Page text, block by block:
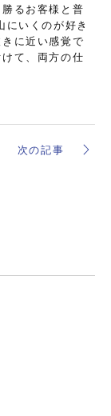
るお客様と普
にいくのが好き
に近い感覚で
て、両方の仕
次の記事